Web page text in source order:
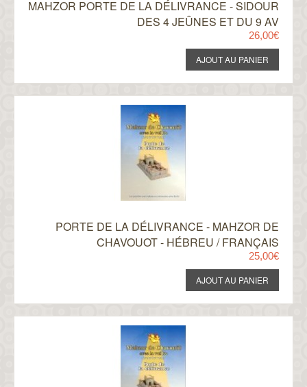
MAHZOR PORTE DE LA DÉLIVRANCE - SIDOUR
DES 4 JEÛNES ET DU 9 AV
26,00€
PORTE DE LA DÉLIVRANCE - MAHZOR DE
CHAVOUOT - HÉBREU / FRANÇAIS
25,00€